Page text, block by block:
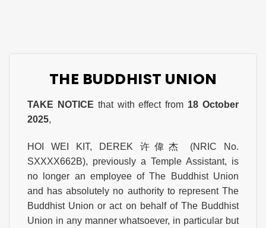
THE BUDDHIST UNION
TAKE NOTICE that with effect from 18 October
2025,
HOI WEI KIT, DEREK 许偉杰 (NRIC No.
SXXXX662B), previously a Temple Assistant, is
no longer an employee of The Buddhist Union
and has absolutely no authority to represent The
Buddhist Union or act on behalf of The Buddhist
Union in any manner whatsoever, in particular but